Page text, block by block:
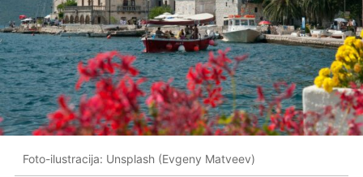
Foto-ilustracija: Unsplash (Evgeny Matveev)